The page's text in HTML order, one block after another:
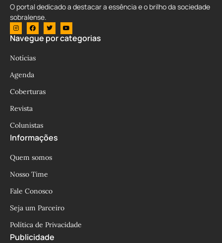
O portal dedicado a destacar a essência e o brilho da sociedade
sobralense.
Navegue por categorias
Notícias
Agenda
Coberturas
Revista
Colunistas
Informações
Quem somos
Nosso Time
Fale Conosco
Seja um Parceiro
Política de Privacidade
Publicidade